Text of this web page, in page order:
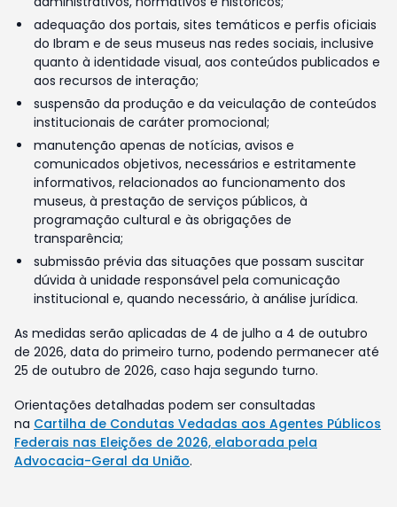
adequação dos portais, sites temáticos e perfis oficiais
do Ibram e de seus museus nas redes sociais, inclusive
quanto à identidade visual, aos conteúdos publicados e
aos recursos de interação;
suspensão da produção e da veiculação de conteúdos
institucionais de caráter promocional;
manutenção apenas de notícias, avisos e
comunicados objetivos, necessários e estritamente
informativos, relacionados ao funcionamento dos
museus, à prestação de serviços públicos, à
programação cultural e às obrigações de
transparência;
submissão prévia das situações que possam suscitar
dúvida à unidade responsável pela comunicação
institucional e, quando necessário, à análise jurídica.
As medidas serão aplicadas de 4 de julho a 4 de outubro
de 2026, data do primeiro turno, podendo permanecer até
25 de outubro de 2026, caso haja segundo turno.
Orientações detalhadas podem ser consultadas
na Cartilha de Condutas Vedadas aos Agentes Públicos
Federais nas Eleições de 2026, elaborada pela
Advocacia-Geral da União.